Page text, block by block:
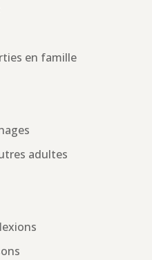
en famille
adultes